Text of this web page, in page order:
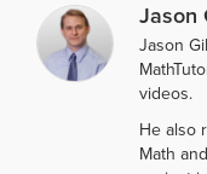
Jason
Jason
videos.
He also
Math